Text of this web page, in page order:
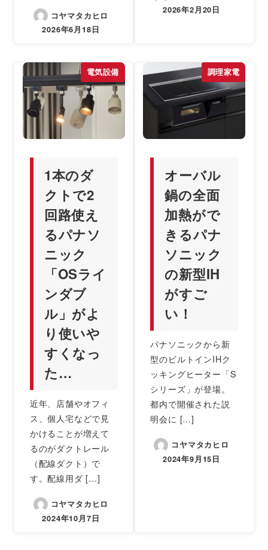
コヤマタカヒロ
2026年6月18日
2026年2月20日
電気設備
1本のダ
クトで2
回路使え
るパナソ
ニック
「OSライ
ンダブ
ル」がよ
り使いや
すくなっ
た…
近年、店舗やオフィ
ス、個人宅などで見
かけることが増えて
るのがダクトレール
（配線ダクト）で
す。配線用ダ […]
コヤマタカヒロ
2024年10月7日
調理家電
オーバル
鍋の全面
加熱がで
きるパナ
ソニック
の新型IH
がすご
い！
パナソニックから新
型のビルトインIHク
ッキングヒーター「S
シリーズ」が登場。
都内で開催された説
明会に […]
コヤマタカヒロ
2024年9月15日